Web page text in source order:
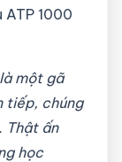
ATP 1000
một gã
tiếp, chúng
Thật ấn
học